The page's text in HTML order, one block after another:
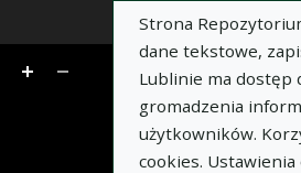
Strona
dane tekstowe,
Lublinie ma dostęp
gromadzenia
użytkowników.
cookies.